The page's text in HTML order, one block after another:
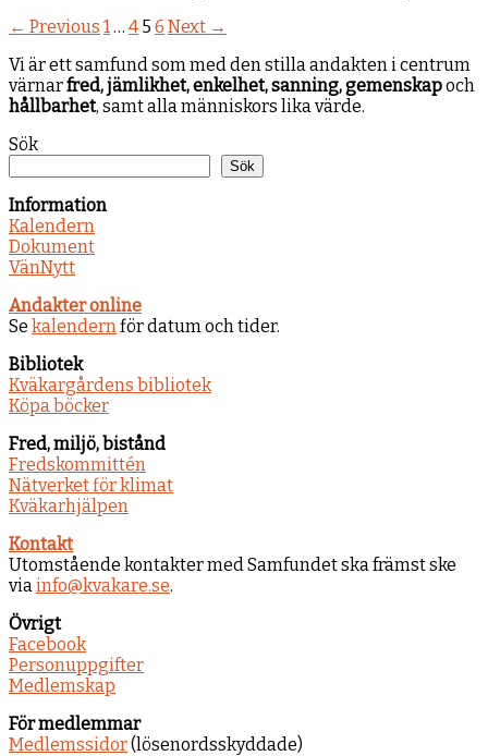
← Previous 1 … 4 5 6 Next →
Vi är ett samfund som med den stilla andakten i centrum
värnarfred, jämlikhet, enkelhet, sanning, gemenskapoch
hållbarhet, samt alla människors lika värde.
Sök
Sök
Information
Kalendern
Dokument
VänNytt
Andakter online
Se kalendern för datum och tider.
Bibliotek
Kväkargårdens bibliotek
Köpa böcker
Fred, miljö, bistånd
Fredskommittén
Nätverket för klimat
Kväkarhjälpen
Kontakt
Utomstående kontakter med Samfundet ska främst ske
via info@kvakare.se.
Övrigt
Facebook
Personuppgifter
Medlemskap
För medlemmar
Medlemssidor(lösenordsskyddade)